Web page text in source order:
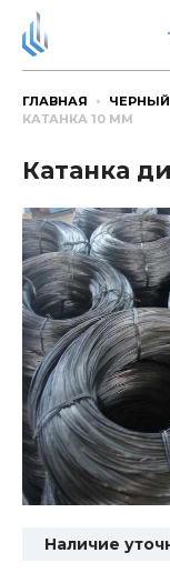
ГЛАВНАЯ
КАТАНКА 10 ММ
Катанка
Наличие